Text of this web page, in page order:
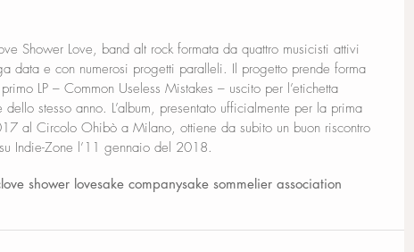
Shower Love, band alt rock formata da quattro musicisti attivi
data e con numerosi progetti paralleli. Il progetto prende forma
LP – Common Useless Mistakes – uscito per l’etichetta
stesso anno. L’album, presentato ufficialmente per la prima
al Circolo Ohibò a Milano, ottiene da subito un buon riscontro
Indie-Zone l’11 gennaio del 2018.
love shower lovesake companysake sommelier association